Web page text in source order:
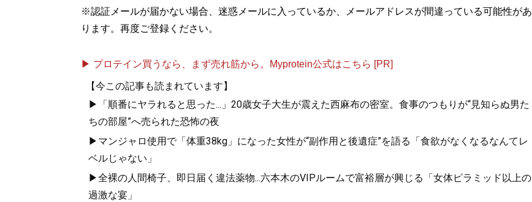
※認証メールが届かない場合、迷惑メールに入っているか、メールアドレスが間違っている可能性があ
ります。再度ご登録ください。
▶ プロテイン買うなら、まず売れ筋から。Myprotein公式はこちら [PR]
【今この記事も読まれています】
▶「順番にヤラれると思った...」20歳女子大生が震えた西麻布の密室。食事のつもりが“見知らぬ男た
ちの部屋”へ売られた恐怖の夜
▶マンジャロ使用で「体重38kg」になった女性が“副作用と後遺症”を語る「食欲がなくなるなんてレ
ベルじゃない」
▶全裸の人間椅子、即日届く違法薬物...六本木のVIPルームで富裕層が興じる「女体ピラミッド以上の
過激な宴」